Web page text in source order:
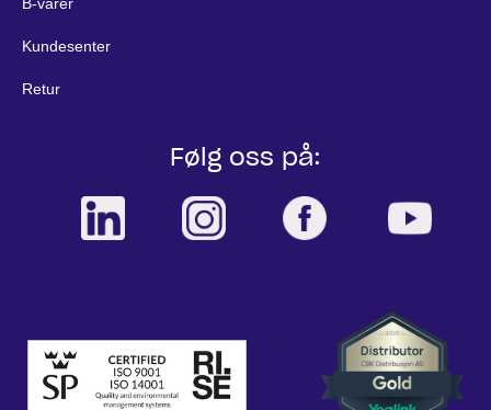
B-varer
Kundesenter
Retur
Følg oss på: